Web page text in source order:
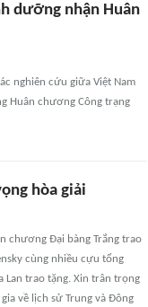
dưỡng nhận Huân
nghiên cứu giữa Việt Nam
Huân chương Công trạng
hòa giải
chương Đại bàng Trắng trao
cùng nhiều cựu tổng
Lan trao tặng. Xin trân trọng
về lịch sử Trung và Đông